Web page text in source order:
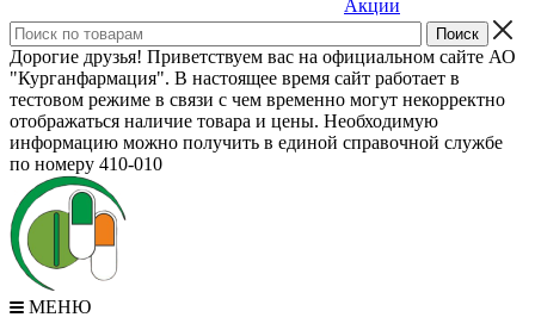
Акции
Дорогие друзья! Приветствуем вас на официальном сайте АО
"Курганфармация". В настоящее время сайт работает в
тестовом режиме в связи с чем временно могут некорректно
отображаться наличие товара и цены. Необходимую
информацию можно получить в единой справочной службе
по номеру 410-010
МЕНЮ